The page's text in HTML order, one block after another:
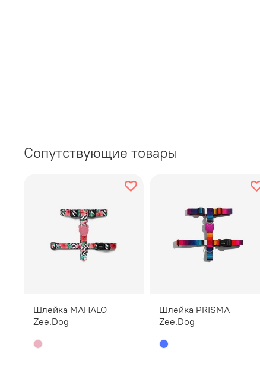
Сопутствующие товары
Шлейка MAHALO
Zee.Dog
Шлейка PRISMA
Zee.Dog